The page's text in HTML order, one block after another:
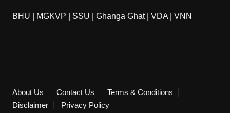
BHU MGKVP SSU Ghanga Ghat| VDA VNN
About Us Contact Us
Terms & Conditions
Disclaimer
Privacy Policy